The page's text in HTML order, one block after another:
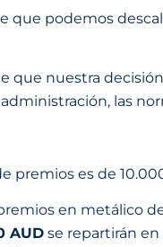
que podemos
que nuestra
las
premios es de
en metálico
AUD se repartirán